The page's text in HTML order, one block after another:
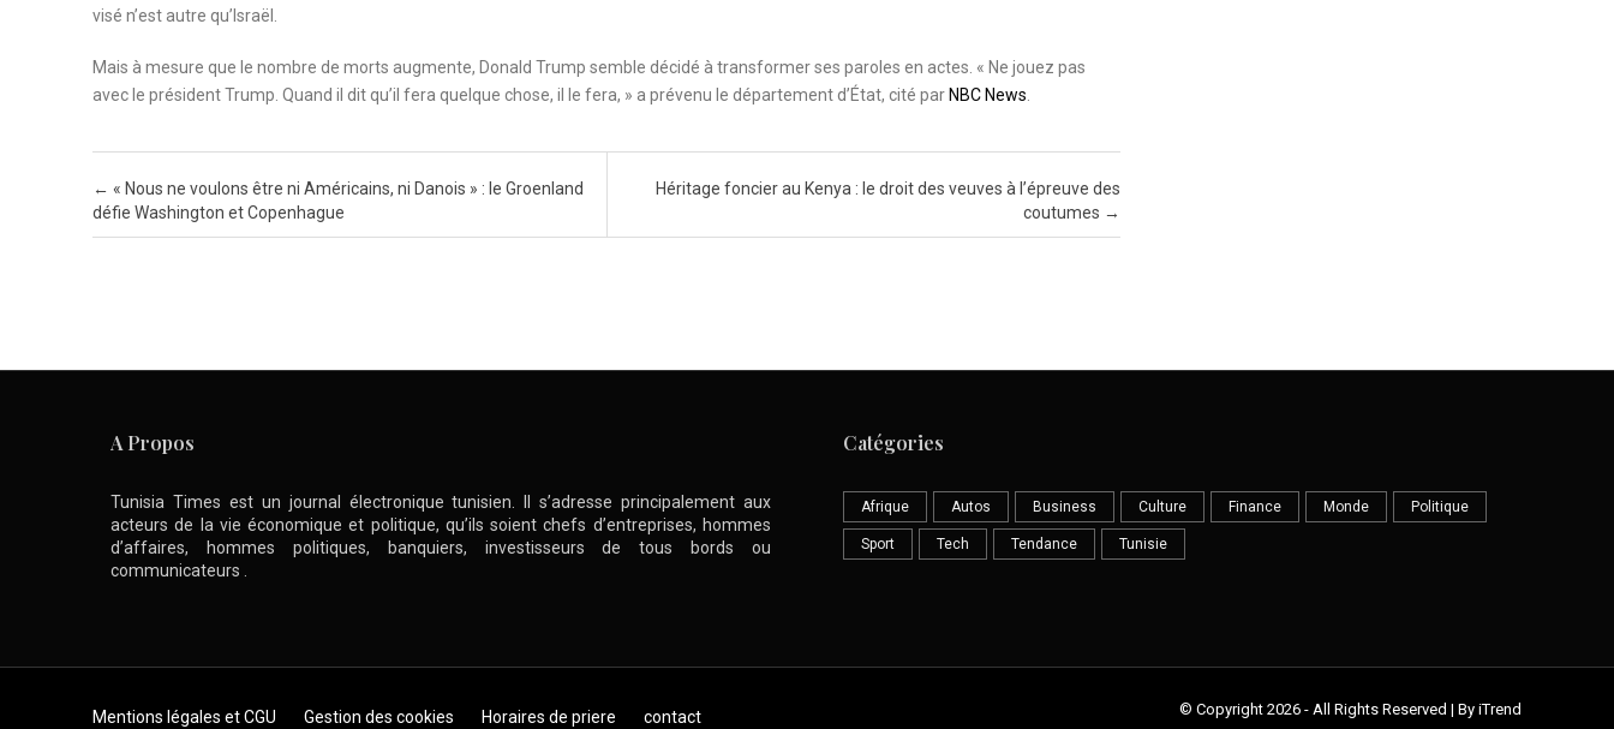
visé n’est autre qu’Israël.
Mais à mesure que le nombre de morts augmente, Donald Trump semble décidé à transformer ses paroles en actes. « Ne jouez pas
avec le président Trump. Quand il dit qu’il fera quelque chose, il le fera, » a prévenu le département d’État, cité par NBC News.
Post navigation
← « Nous ne voulons être ni Américains, ni Danois » : le Groenland
défie Washington et Copenhague
Héritage foncier au Kenya : le droit des veuves à l’épreuve des
coutumes →
A Propos
Tunisia Times est un journal électronique tunisien. Il s’adresse principalement aux
acteurs de la vie économique et politique, qu’ils soient chefs d’entreprises, hommes
d’affaires, hommes politiques, banquiers, investisseurs de tous bords ou
communicateurs .
Catégories
Afrique Autos Business Culture Finance Monde Politique
Sport Tech Tendance Tunisie
Skip to content
Mentions légales et CGU Gestion des cookies Horaires de priere contact © Copyright 2026 - All Rights Reserved | By iTrend